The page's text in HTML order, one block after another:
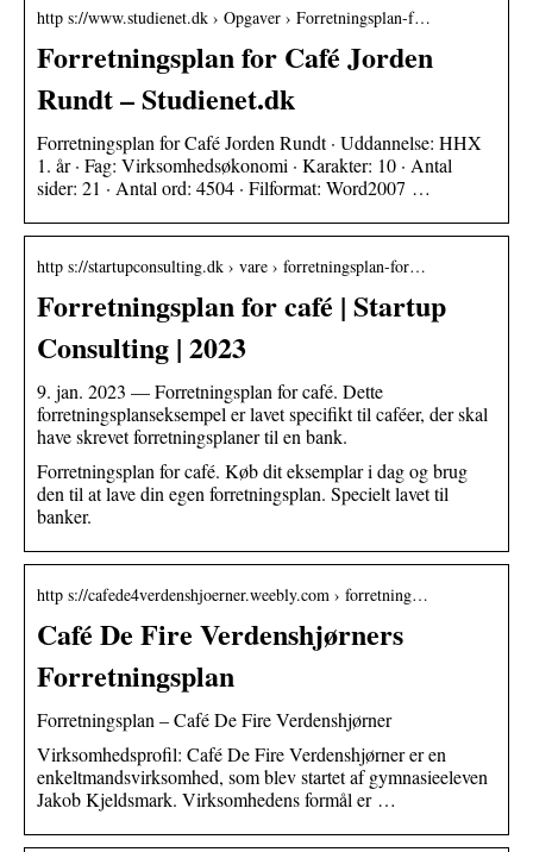
http s://www.studienet.dk › Opgaver › Forretningsplan-f…
Forretningsplan for Café Jorden
Rundt – Studienet.dk
Forretningsplan for Café Jorden Rundt · Uddannelse: HHX
1. år · Fag: Virksomhedsøkonomi · Karakter: 10 · Antal
sider: 21 · Antal ord: 4504 · Filformat: Word2007 …
http s://startupconsulting.dk › vare › forretningsplan-for…
Forretningsplan for café | Startup
Consulting | 2023
9. jan. 2023 — Forretningsplan for café. Dette
forretningsplanseksempel er lavet specifikt til caféer, der skal
have skrevet forretningsplaner til en bank.
Forretningsplan for café. Køb dit eksemplar i dag og brug
den til at lave din egen forretningsplan. Specielt lavet til
banker.
http s://cafede4verdenshjoerner.weebly.com › forretning…
Café De Fire Verdenshjørners
Forretningsplan
Forretningsplan – Café De Fire Verdenshjørner
Virksomhedsprofil: Café De Fire Verdenshjørner er en
enkeltmandsvirksomhed, som blev startet af gymnasieeleven
Jakob Kjeldsmark. Virksomhedens formål er …